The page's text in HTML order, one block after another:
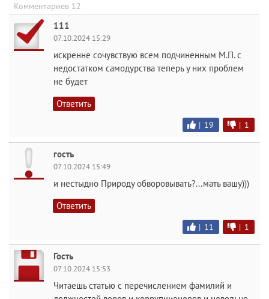
Комментариев 12
111
07.10.2024 15:29
искренне сочувствую всем подчиненным М.П. с
недостатком самодурства теперь у них проблем
не будет
Ответить
| 19 | 1
гость
07.10.2024 15:49
и нестыдно Природу обворовывать?...мать вашу)))
Ответить
| 11 | 1
Гость
07.10.2024 15:53
Читаешь статью с перечислением фамилий и